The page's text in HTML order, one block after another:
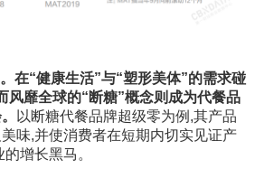
在“健康生活”与“塑形美体”的需求碰
风靡全球的“断糖”概念则成为代餐品
以断糖代餐品牌超级零为例,其产品
味,并使消费者在短期内切实见证产
增长黑马。